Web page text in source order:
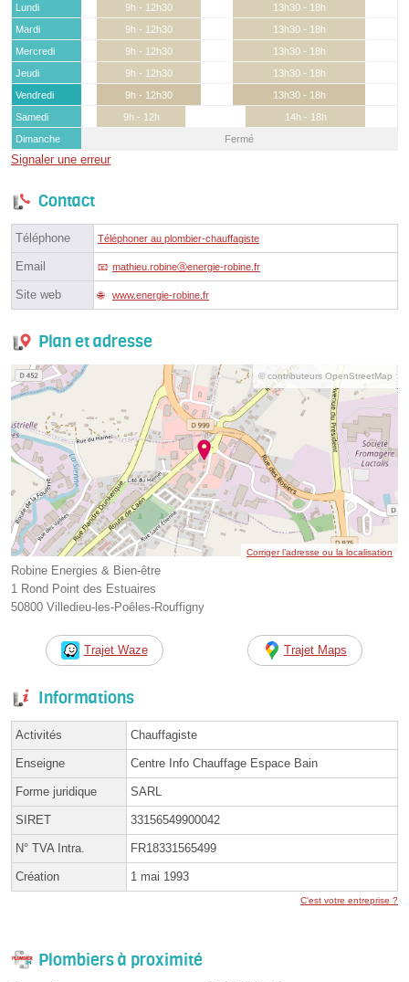
Lundi 9h - 12h30
13h30 - 18h
Mardi
9h - 12h30
13h30 - 18h
Mercredi
9h - 12h30
13h30 - 18h
Jeudi
9h - 12h30
13h30 - 18h
Vendredi
9h - 12h30
13h30 - 18h
Samedi
9h - 12h
14h - 18h
Dimanche
Fermé
Signaler une erreur
Contact
Téléphone Téléphoner au plombier-chauffagiste
Email mathieu.robineⓐenergie-robine.fr
Site web www.energie-robine.fr
Plan et adresse
© contributeurs OpenStreetMap
Corriger l’adresse ou la localisation
Robine Energies & Bien-être
1 Rond Point des Estuaires
50800 Villedieu-les-Poêles-Rouffigny
Trajet Waze Trajet Maps
Informations
Activités Chauffagiste
Enseigne Centre Info Chauffage Espace Bain
Forme juridique SARL
SIRET 33156549900042
N° TVA Intra. FR18331565499
Création 1 mai 1993
C'est votre entreprise ?
Plombiers à proximité